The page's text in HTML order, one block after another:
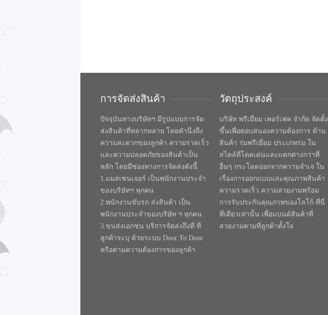
การจัดส่งสินค้า
ปัจจุบันทางบริษัทฯ มีรูปแบบการจัด
ส่งสินค้าที่หลากหลาย โดยคำนึงถึง
ความสะดวกของลูกค้า ความรวดเร็ว
และความปลอดภัยของสินค้าเป็น
หลัก โดยมีช่องทางการจัดส่งดังนี้
1.แมสเซนเจอร์ เป็นพนักงานประจำ
ของบริษัทฯ ทุกคน
2.พนักงานขับรถ ส่งสินค้า เป็น
พนักงานประจำของบริษัท ฯ ทุกคน
3.ขนส่งเอกชน บริการจัดส่งถึงที่ ที่
ลูกค้าระบุ ด้วยระบบ Door To Door
หรือตามความต้องการของลูกค้า
วัตถุประสงค์
บริษัท พรีเมี่ยม เพอร์เฟค จำกัด จัดตั้ง
ขึ้นเพื่อตอบสนองความต้องการ ด้าน
สินค้า ร่มพรีเมี่ยม ประเภทร่ม ใน
สไตล์ที่โดดเด่นและแตกต่างกว่าที่
อื่นๆ กระโดดออกจากความจำเจ ใน
เรื่องการออกแบบและคุณภาพสินค้า
ความรวดเร็ว ความสวยงามพร้อม
การรับประกันคุณภาพของโลโก้ ที่นี่
ที่เดียวเท่านั้น เพื่อแบนด์สินค้าที่
สวยงามตามที่ลูกค้าตั้งใจ